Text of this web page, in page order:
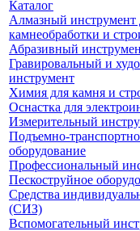
Каталог
Алмазный инструмент
камнеобработки и
Абразивный
Гравировальный и
инструмент
Химия для камня и
Оснастка для
Измерительный
Подъемно-
оборудование
Профессиональный
Пескоструйное
Средства
(СИЗ)
Вспомогательный